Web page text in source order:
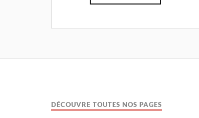
DÉCOUVRE TOUTES NOS PAGES